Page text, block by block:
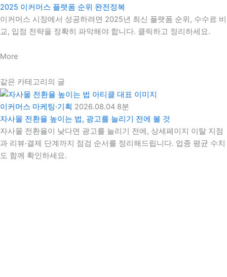
2025 이커머스 플랫폼 순위 완전정복
이커머스 시장에서 성공하려면 2025년 최신 플랫폼 순위, 수수료 비
교, 입점 전략을 정확히 파악해야 합니다. 클릭하고 정리하세요.
More
같은 카테고리의 글
이커머스 마케팅·기획 2026.08.04 8분
자사몰 전환율 높이는 법, 광고를 늘리기 전에 볼 것
자사몰 전환율이 낮다면 광고를 늘리기 전에, 상세페이지 이탈 지점
과 리뷰·결제 단계까지 점검 순서를 정리해드립니다. 업종 평균 수치
도 함께 확인하세요.